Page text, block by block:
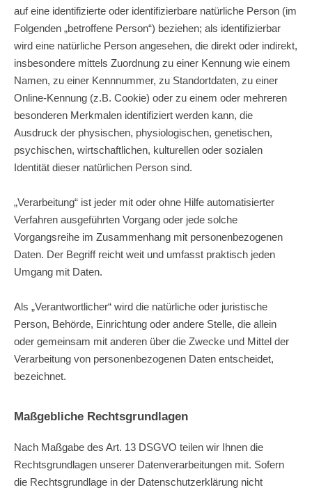
auf eine identifizierte oder identifizierbare natürliche Person (im
Folgenden „betroffene Person“) beziehen; als identifizierbar
wird eine natürliche Person angesehen, die direkt oder indirekt,
insbesondere mittels Zuordnung zu einer Kennung wie einem
Namen, zu einer Kennnummer, zu Standortdaten, zu einer
Online-Kennung (z.B. Cookie) oder zu einem oder mehreren
besonderen Merkmalen identifiziert werden kann, die
Ausdruck der physischen, physiologischen, genetischen,
psychischen, wirtschaftlichen, kulturellen oder sozialen
Identität dieser natürlichen Person sind.
„Verarbeitung“ ist jeder mit oder ohne Hilfe automatisierter
Verfahren ausgeführten Vorgang oder jede solche
Vorgangsreihe im Zusammenhang mit personenbezogenen
Daten. Der Begriff reicht weit und umfasst praktisch jeden
Umgang mit Daten.
Als „Verantwortlicher“ wird die natürliche oder juristische
Person, Behörde, Einrichtung oder andere Stelle, die allein
oder gemeinsam mit anderen über die Zwecke und Mittel der
Verarbeitung von personenbezogenen Daten entscheidet,
bezeichnet.
Maßgebliche Rechtsgrundlagen
Nach Maßgabe des Art. 13 DSGVO teilen wir Ihnen die
Rechtsgrundlagen unserer Datenverarbeitungen mit. Sofern
die Rechtsgrundlage in der Datenschutzerklärung nicht